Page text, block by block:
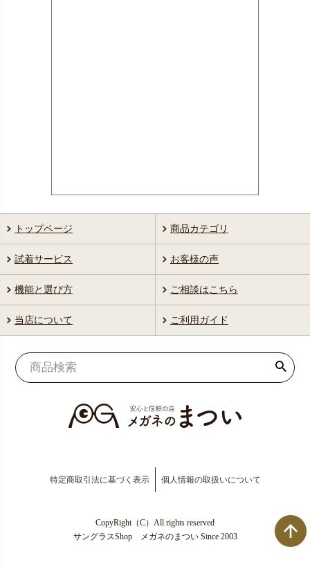
トップページ 商品カテゴリ
試着サービス お客様の声
機能と選び方 ご相談はこちら
当店について ご利用ガイド
特定商取引法に基づく表示 個人情報の取扱いについて
CopyRight（C）All rights reserved
サングラスShop メガネのまつい Since 2003